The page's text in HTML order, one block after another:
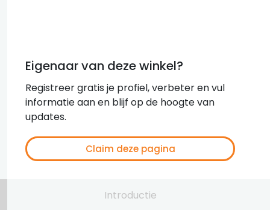
Eigenaar van deze winkel?
Registreer gratis je profiel, verbeter en vul
informatie aan en blijf op de hoogte van
updates.
Claim deze pagina
Introductie